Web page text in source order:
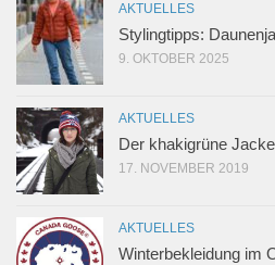
AKTUELLES
Stylingtipps:
9. OKTOBER 2025
AKTUELLES
Der khakigrüne
17. NOVEMBER 2019
AKTUELLES
Winterbekleidung im